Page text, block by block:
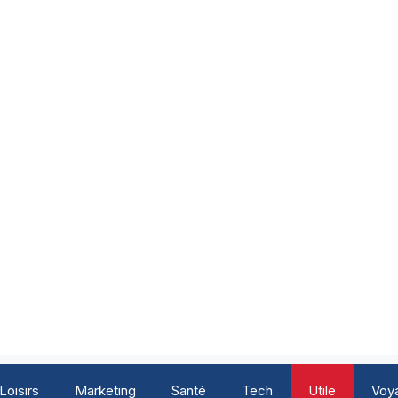
Loisirs Marketing Santé Tech Utile